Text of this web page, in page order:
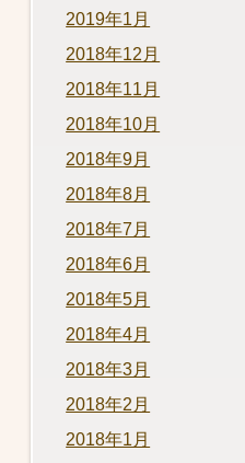
2019年1月
2018年12月
2018年11月
2018年10月
2018年9月
2018年8月
2018年7月
2018年6月
2018年5月
2018年4月
2018年3月
2018年2月
2018年1月